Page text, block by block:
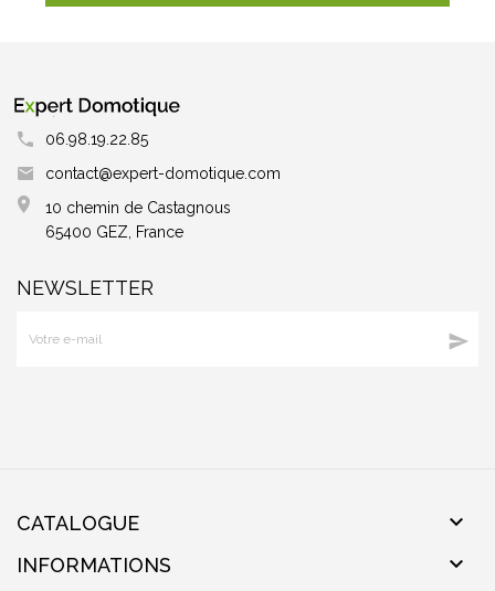
06.98.19.22.85
contact@expert-domotique.com
10 chemin de Castagnous
65400 GEZ, France
NEWSLETTER

CATALOGUE 
INFORMATIONS 